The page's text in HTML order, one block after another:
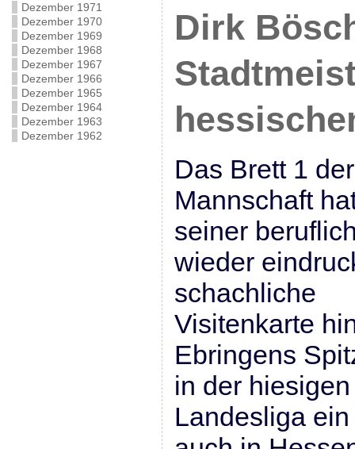
Dezember 1971
Dezember 1970
Dezember 1969
Dezember 1968
Dezember 1967
Dezember 1966
Dezember 1965
Dezember 1964
Dezember 1963
Dezember 1962
Dirk
Das Brett 1
Mannschaft
seiner
wieder
schachliche
Visitenkarte
Ebringens
in der hiesigen
Landesliga